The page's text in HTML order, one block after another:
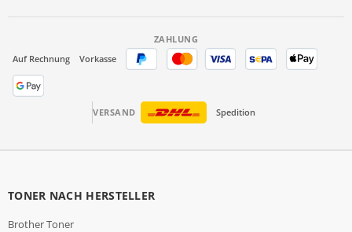
ZAHLUNG
Auf Rechnung
Vorkasse
VERSAND Spedition
TONER NACH HERSTELLER
Brother Toner